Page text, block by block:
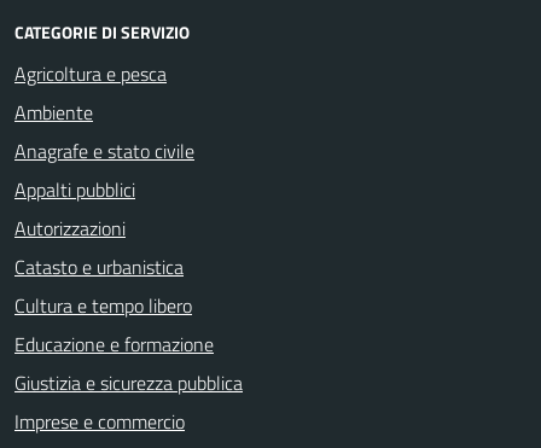
CATEGORIE DI SERVIZIO
Agricoltura e pesca
Ambiente
Anagrafe e stato civile
Appalti pubblici
Autorizzazioni
Catasto e urbanistica
Cultura e tempo libero
Educazione e formazione
Giustizia e sicurezza pubblica
Imprese e commercio